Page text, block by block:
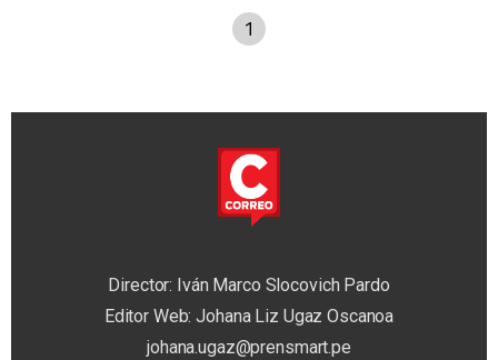
1
Director: Iván Marco Slocovich Pardo
Editor Web: Johana Liz Ugaz Oscanoa
johana.ugaz@prensmart.pe